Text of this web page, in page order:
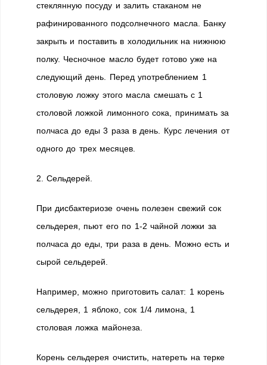
стеклянную посуду и залить стаканом не
рафинированного подсолнечного масла. Банку
закрыть и поставить в холодильник на нижнюю
полку. Чесночное масло будет готово уже на
следующий день. Перед употреблением 1
столовую ложку этого масла смешать с 1
столовой ложкой лимонного сока, принимать за
полчаса до еды 3 раза в день. Курс лечения от
одного до трех месяцев.
2. Сельдерей.
При дисбактериозе очень полезен свежий сок
сельдерея, пьют его по 1-2 чайной ложки за
полчаса до еды, три раза в день. Можно есть и
сырой сельдерей.
Например, можно приготовить салат: 1 корень
сельдерея, 1 яблоко, сок 1/4 лимона, 1
столовая ложка майонеза.
Корень сельдерея очистить, натереть на терке